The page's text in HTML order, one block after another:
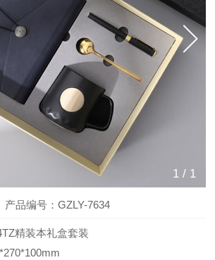
1/ 1
产品编号：GZLY-7634
精装本礼盒套装